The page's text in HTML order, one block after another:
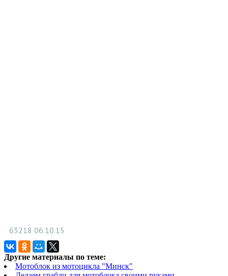
63218 06.10.15
Другие материалы по теме:
Мотоблок из мотоцикла "Минск"